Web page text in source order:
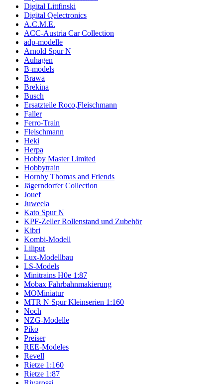
Digital Littfinski
Digital Qelectronics
A.C.M.E.
ACC-Austria Car Collection
adp-modelle
Arnold Spur N
Auhagen
B-models
Brawa
Brekina
Busch
Ersatzteile Roco,Fleischmann
Faller
Ferro-Train
Fleischmann
Heki
Herpa
Hobby Master Limited
Hobbytrain
Hornby Thomas and Friends
Jägerndorfer Collection
Jouef
Juweela
Kato Spur N
KPF-Zeller Rollenstand und Zubehör
Kibri
Kombi-Modell
Liliput
Lux-Modellbau
LS-Models
Minitrains H0e 1:87
Mobax Fahrbahnmakierung
MOMiniatur
MTR N Spur Kleinserien 1:160
Noch
NZG-Modelle
Piko
Preiser
REE-Modeles
Revell
Rietze 1:160
Rietze 1:87